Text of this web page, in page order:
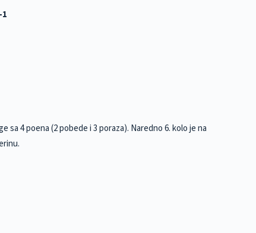
4 poena (2 pobede i 3 poraza). Naredno 6. kolo je na